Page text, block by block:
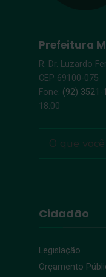
Prefeitura
R. Dr. Luzardo
CEP 69100-075
Fone: (92) 3521-
18:00
Cidadão
Legislação
Orçamento